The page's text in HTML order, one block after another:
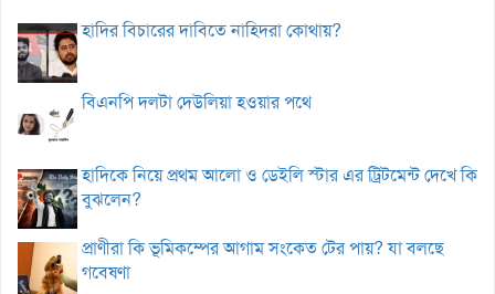
হাদির বিচারের দাবিতে নাহিদরা কোথায়?
বিএনপি দলটা দেউলিয়া হওয়ার পথে
হাদিকে নিয়ে প্রথম আলো ও ডেইলি স্টার এর ট্রিটমেন্ট দেখে কি
বুঝলেন?
প্রাণীরা কি ভূমিকম্পের আগাম সংকেত টের পায়? যা বলছে
গবেষণা